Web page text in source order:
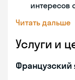
интересов
Читать дальше
Услуги и
Французский